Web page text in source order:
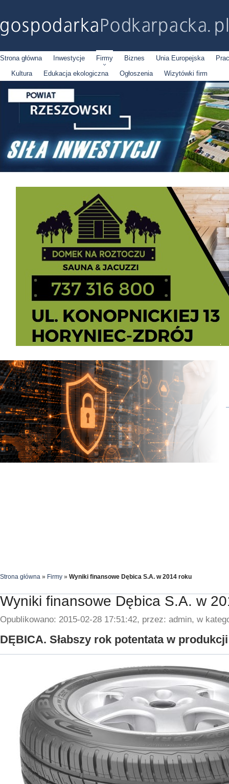
Strona główna Inwestycje Firmy Biznes Unia Europejska
Kultura
Edukacja ekologiczna Ogłoszenia Wizytówki firm
Strona główna » Firmy » Wyniki finansowe Dębica S.A. w 2014 roku
Wyniki finansowe Dębica S.A. w
Opublikowano: 2015-02-28 17:51:42, przez: admin, w
DĘBICA. Słabszy rok potentata w